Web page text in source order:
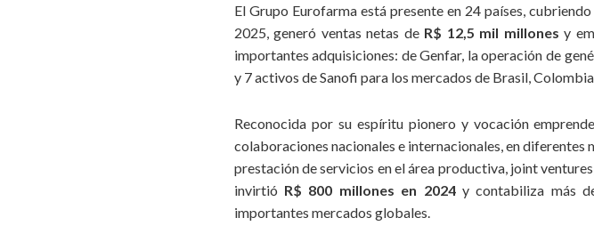
nuestros colaboradores y con el desarrollo de los países en los cuales
reconocemos las diferentes contribuciones para cumplimiento de
de programas de meritocracia,
El Grupo Eurofarma está presente en 24 países,
2025, generó ventas netas de R$ 12,5 mil millones y
importantes adquisiciones: de Genfar, la operación de
y 7 activos de Sanofi para los mercados de Brasil,
Reconocida por su espíritu pionero y vocación
colaboraciones nacionales e internacionales, en
prestación de servicios en el área productiva, joint
invirtió R$ 800 millones en 2024y contabiliza más
importantes mercados globales.